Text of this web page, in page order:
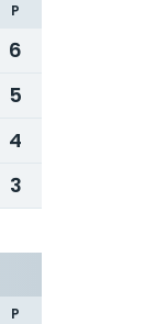
P
6
5
4
3
P